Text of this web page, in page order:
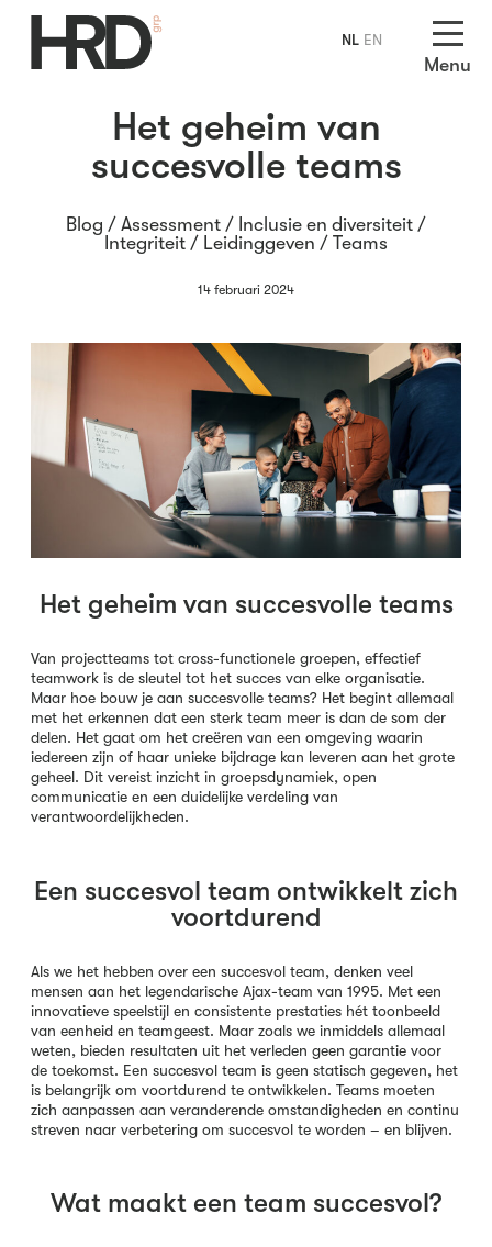
Menu
Het geheim van
succesvolle teams
Blog / Assessment / Inclusie en diversiteit /
Integriteit / Leidinggeven / Teams
14 februari 2024
Het geheim van succesvolle teams
Van projectteams tot cross-functionele groepen, effectief
teamwork is de sleutel tot het succes van elke organisatie.
Maar hoe bouw je aan succesvolle teams? Het begint allemaal
met het erkennen dat een sterk team meer is dan de som der
delen. Het gaat om het creëren van een omgeving waarin
iedereen zijn of haar unieke bijdrage kan leveren aan het grote
geheel. Dit vereist inzicht in groepsdynamiek, open
communicatie en een duidelijke verdeling van
verantwoordelijkheden.
Een succesvol team ontwikkelt zich
voortdurend
Als we het hebben over een succesvol team, denken veel
mensen aan het legendarische Ajax-team van 1995. Met een
innovatieve speelstijl en consistente prestaties hét toonbeeld
van eenheid en teamgeest. Maar zoals we inmiddels allemaal
weten, bieden resultaten uit het verleden geen garantie voor
de toekomst. Een succesvol team is geen statisch gegeven, het
is belangrijk om voortdurend te ontwikkelen. Teams moeten
zich aanpassen aan veranderende omstandigheden en continu
streven naar verbetering om succesvol te worden – en blijven.
Wat maakt een team succesvol?
NL EN